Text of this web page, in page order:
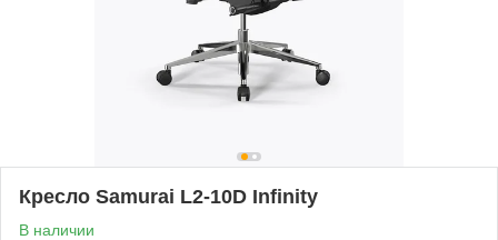
Кресло Samurai L2-10D Infinity
В наличии